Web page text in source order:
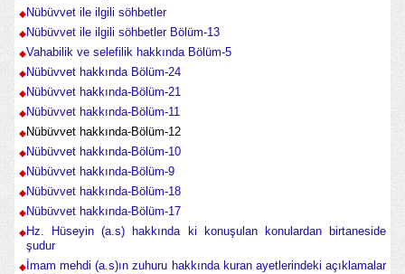
Nübüvvet ile ilgili söhbetler
Nübüvvet ile ilgili söhbetler Bölüm-13
Vahabilik ve selefilik hakkında Bölüm-5
Nübüvvet hakkında Bölüm-24
Nübüvvet hakkında-Bölüm-21
Nübüvvet hakkında-Bölüm-11
Nübüvvet hakkında-Bölüm-12
Nübüvvet hakkında-Bölüm-10
Nübüvvet hakkında-Bölüm-9
Nübüvvet hakkında-Bölüm-18
Nübüvvet hakkında-Bölüm-17
Hz. Hüseyin (a.s) hakkında ki konuşulan konulardan birtaneside
şudur
İmam mehdi (a.s)ın zuhuru hakkında kuran ayetlerindeki açıklamalar